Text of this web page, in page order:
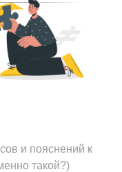
и пояснений к
такой?)